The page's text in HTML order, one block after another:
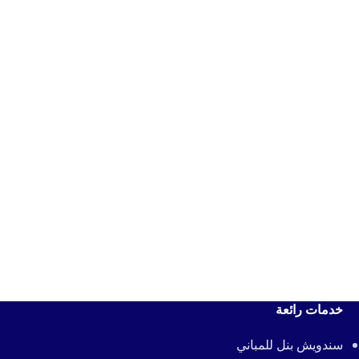
خدمات رائعة
سندويش بنل للمباني